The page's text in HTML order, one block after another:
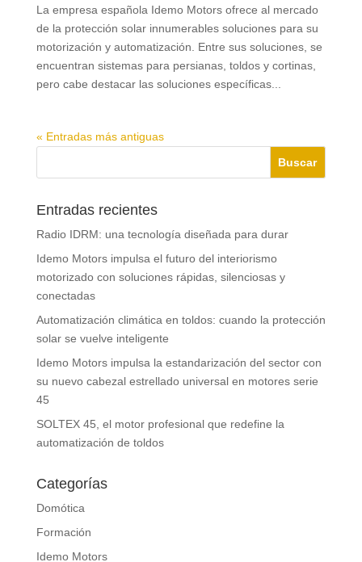
La empresa española Idemo Motors ofrece al mercado
de la protección solar innumerables soluciones para su
motorización y automatización. Entre sus soluciones, se
encuentran sistemas para persianas, toldos y cortinas,
pero cabe destacar las soluciones específicas...
« Entradas más antiguas
Entradas recientes
Radio IDRM: una tecnología diseñada para durar
Idemo Motors impulsa el futuro del interiorismo
motorizado con soluciones rápidas, silenciosas y
conectadas
Automatización climática en toldos: cuando la protección
solar se vuelve inteligente
Idemo Motors impulsa la estandarización del sector con
su nuevo cabezal estrellado universal en motores serie
45
SOLTEX 45, el motor profesional que redefine la
automatización de toldos
Categorías
Domótica
Formación
Idemo Motors